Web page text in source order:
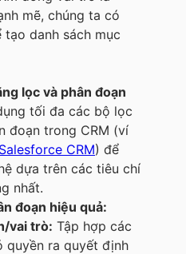
mẽ, chúng ta có
tạo danh sách mục
lọc và phân đoạn
tối đa các bộ lọc
đoạn trong CRM (ví
Salesforce CRM) để
dựa trên các tiêu chí
nhất.
đoạn hiệu quả:
vai trò: Tập hợp các
quyền ra quyết định